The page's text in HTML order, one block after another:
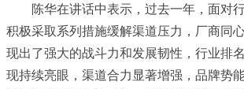
陈华在讲话中表示，过去一年，面对
积极采取系列措施缓解渠道压力，厂商同
现出了强大的战斗力和发展韧性，行业排
现持续亮眼，渠道合力显著增强，品牌势